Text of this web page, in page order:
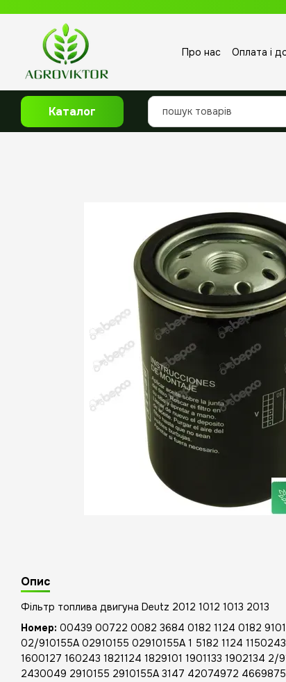
Про нас Оплата і
Каталог
Опис
Фільтр топлива двигуна Deutz 2012 1012 1013 2013
Номер: 00439 00722 0082 3684 0182 1124 0182
02/910155A 02910155 02910155A 1 5182 1124
1600127 160243 1821124 1829101 1901133 1902134
2430049 2910155 2910155A 3147 42074972